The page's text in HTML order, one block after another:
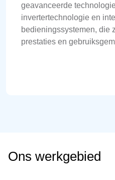
geavanceerde
invertertechnologie en
bedieningssystemen, die
prestaties en
Ons werkgebied